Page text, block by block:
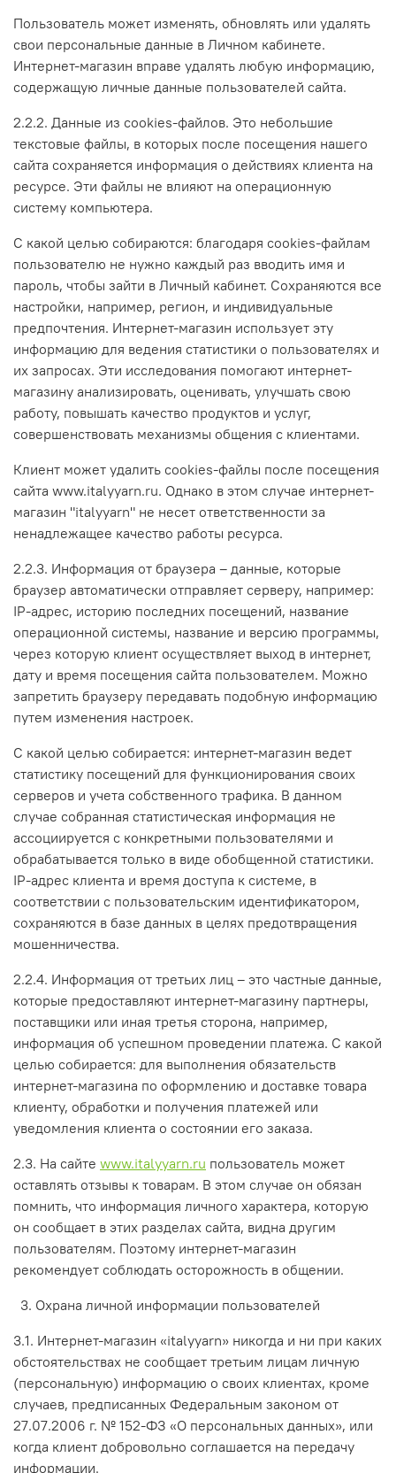
Пользователь может изменять, обновлять или удалять
свои персональные данные в Личном кабинете.
Интернет-магазин вправе удалять любую информацию,
содержащую личные данные пользователей сайта.
2.2.2. Данные из cookies-файлов. Это небольшие
текстовые файлы, в которых после посещения нашего
сайта сохраняется информация о действиях клиента на
ресурсе. Эти файлы не влияют на операционную
систему компьютера.
С какой целью собираются: благодаря cookies-файлам
пользователю не нужно каждый раз вводить имя и
пароль, чтобы зайти в Личный кабинет. Сохраняются все
настройки, например, регион, и индивидуальные
предпочтения. Интернет-магазин использует эту
информацию для ведения статистики о пользователях и
их запросах. Эти исследования помогают интернет-
магазину анализировать, оценивать, улучшать свою
работу, повышать качество продуктов и услуг,
совершенствовать механизмы общения с клиентами.
Клиент может удалить cookies-файлы после посещения
сайта www.italyyarn.ru. Однако в этом случае интернет-
магазин "italyyarn" не несет ответственности за
ненадлежащее качество работы ресурса.
2.2.3. Информация от браузера – данные, которые
браузер автоматически отправляет серверу, например:
IP-адрес, историю последних посещений, название
операционной системы, название и версию программы,
через которую клиент осуществляет выход в интернет,
дату и время посещения сайта пользователем. Можно
запретить браузеру передавать подобную информацию
путем изменения настроек.
С какой целью собирается: интернет-магазин ведет
статистику посещений для функционирования своих
серверов и учета собственного трафика. В данном
случае собранная статистическая информация не
ассоциируется с конкретными пользователями и
обрабатывается только в виде обобщенной статистики.
IP-адрес клиента и время доступа к системе, в
соответствии с пользовательским идентификатором,
сохраняются в базе данных в целях предотвращения
мошенничества.
2.2.4. Информация от третьих лиц – это частные данные,
которые предоставляют интернет-магазину партнеры,
поставщики или иная третья сторона, например,
информация об успешном проведении платежа. С какой
целью собирается: для выполнения обязательств
интернет-магазина по оформлению и доставке товара
клиенту, обработки и получения платежей или
уведомления клиента о состоянии его заказа.
2.3. На сайте www.italyyarn.ru пользователь может
оставлять отзывы к товарам. В этом случае он обязан
помнить, что информация личного характера, которую
он сообщает в этих разделах сайта, видна другим
пользователям. Поэтому интернет-магазин
рекомендует соблюдать осторожность в общении.
3. Охрана личной информации пользователей
3.1. Интернет-магазин «italyyarn» никогда и ни при каких
обстоятельствах не сообщает третьим лицам личную
(персональную) информацию о своих клиентах, кроме
случаев, предписанных Федеральным законом от
27.07.2006 г. № 152-ФЗ «О персональных данных», или
когда клиент добровольно соглашается на передачу
информации.